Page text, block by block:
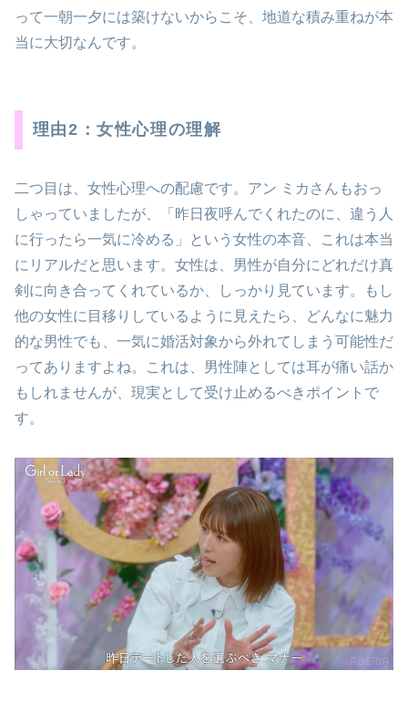
って一朝一夕には築けないからこそ、地道な積み重ねが本
当に大切なんです。
理由2：女性心理の理解
二つ目は、女性心理への配慮です。アン ミカさんもおっ
しゃっていましたが、「昨日夜呼んでくれたのに、違う人
に行ったら一気に冷める」という女性の本音、これは本当
にリアルだと思います。女性は、男性が自分にどれだけ真
剣に向き合ってくれているか、しっかり見ています。もし
他の女性に目移りしているように見えたら、どんなに魅力
的な男性でも、一気に婚活対象から外れてしまう可能性だ
ってありますよね。これは、男性陣としては耳が痛い話か
もしれませんが、現実として受け止めるべきポイントで
す。